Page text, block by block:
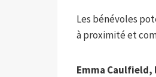
Les bénévoles
à proximité et
Emma